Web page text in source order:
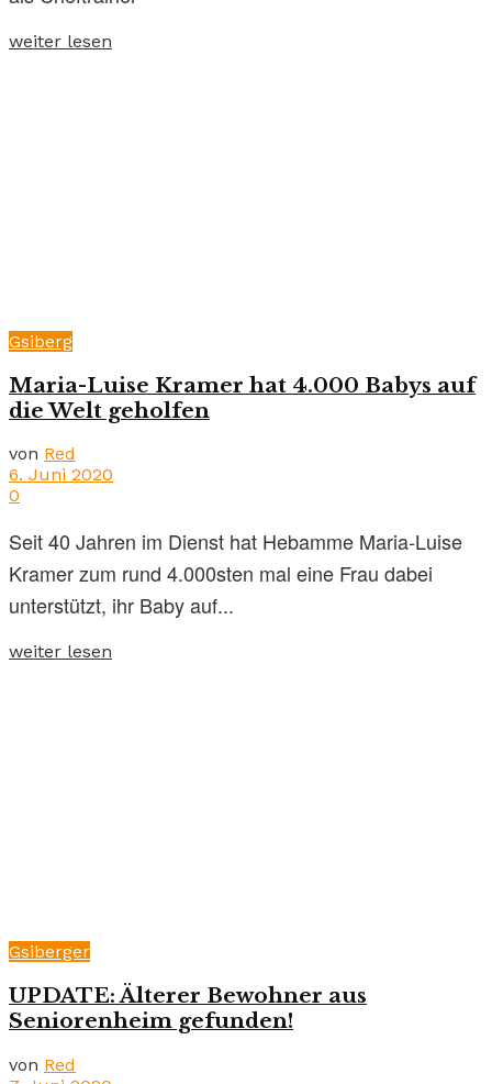
weiter lesen
Gsiberg
Maria-Luise Kramer hat 4.000 Babys auf
die Welt geholfen
von Red
6. Juni 2020
0
Seit 40 Jahren im Dienst hat Hebamme Maria-Luise
Kramer zum rund 4.000sten mal eine Frau dabei
unterstützt, ihr Baby auf...
weiter lesen
Gsiberger
UPDATE: Älterer Bewohner aus
Seniorenheim gefunden!
von Red